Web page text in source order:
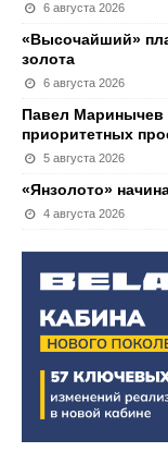
6 августа 2026
«Высочайший»
золота
6 августа 2026
Павел Маринычев
приоритетных
5 августа 2026
«Янзолото»
4 августа 2026